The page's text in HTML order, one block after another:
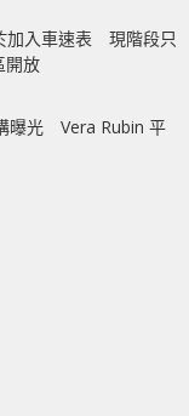
加入車速表 現階段只
開放
曝光 Vera Rubin 平